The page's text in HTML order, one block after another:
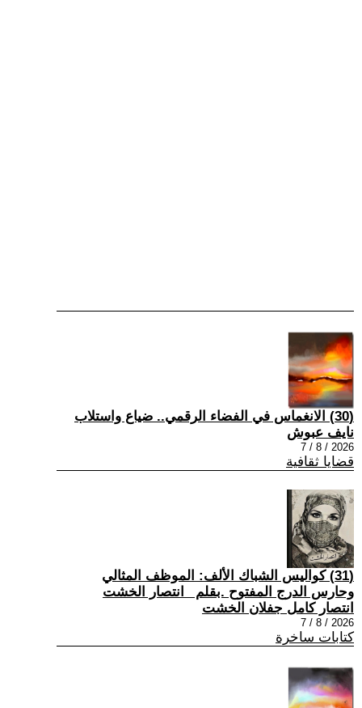
(30) الانغماس في الفضاء الرقمي.. ضياع واستلاب
نايف عبوش
2026 / 8 / 7
قضايا ثقافية
(31) كواليس الشباك الألف: الموظف المثالي
وحارس الدرج المفتوح .بقلم _انتصار الخشت
انتصار كامل جفلان الخشت
2026 / 8 / 7
كتابات ساخرة